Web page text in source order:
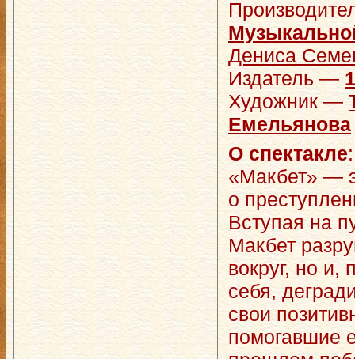
Дениса
Издатель —
Художник —
Емельянова
О спектакле:
«Макбет» —
о
Вступая на
Макбет
вокруг, но и,
себя,
свои
помогавшие